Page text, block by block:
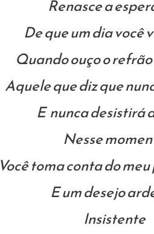
Renasce a
De que um dia você
Quando ouço o
Aquele que diz que
E nunca desistirá
Nesse
Você toma conta do
E um desejo
Insistente